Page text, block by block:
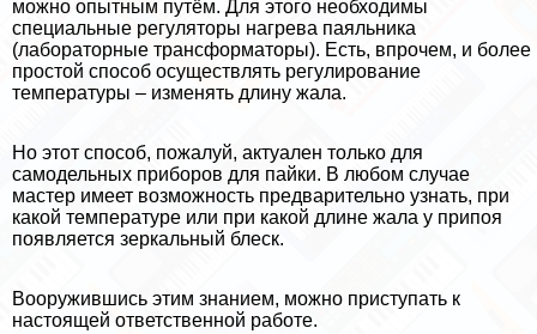
можно опытным путём. Для этого необходимы
специальные регуляторы нагрева паяльника
(лабораторные трaнcформаторы). Есть, впрочем, и более
простой способ осуществлять регулирование
температуры – изменять длину жала.
Но этот способ, пожалуй, актуален только для
самодельных приборов для пайки. В любом случае
мастер имеет возможность предварительно узнать, при
какой температуре или при какой длине жала у припоя
появляется зеркальный блеск.
Вооружившись этим знанием, можно приступать к
настоящей ответственной работе.